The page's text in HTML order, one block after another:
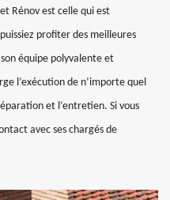
Rénov est celle qui est
profiter des meilleures
équipe polyvalente et
l’exécution de n’importe quel
et l’entretien. Si vous
avec ses chargés de